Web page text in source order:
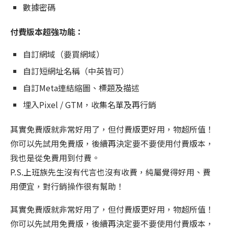
數據密碼
付費版本超強功能：
自訂網域（要買網域）
自訂短網址名稱（中英皆可）
自訂Meta連結縮圖、標題及描述
埋入Pixel / GTM，收集名單及再行銷
其實免費版就非常好用了，但付費版更好用，物超所值！
你可以先試用免費版，後續再決定要不要使用付費版本，
我也是從免費用到付費。
P.S.上班族先生沒有代言也沒有收費，純屬覺得好用、費
用便宜，對行銷操作很有幫助！
其實免費版就非常好用了，但付費版更好用，物超所值！
你可以先試用免費版，後續再決定要不要使用付費版本，